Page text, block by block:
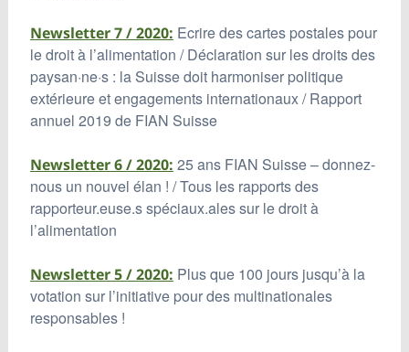
Newsletter 7 / 2020: Ecrire des cartes postales pour
le droit à l’alimentation / Déclaration sur les droits des
paysan·ne·s : la Suisse doit harmoniser politique
extérieure et engagements internationaux / Rapport
annuel 2019 de FIAN Suisse
Newsletter 6 / 2020: 25 ans FIAN Suisse – donnez-
nous un nouvel élan ! / Tous les rapports des
rapporteur.euse.s spéciaux.ales sur le droit à
l’alimentation
Newsletter 5 / 2020: Plus que 100 jours jusqu’à la
votation sur l’initiative pour des multinationales
responsables !